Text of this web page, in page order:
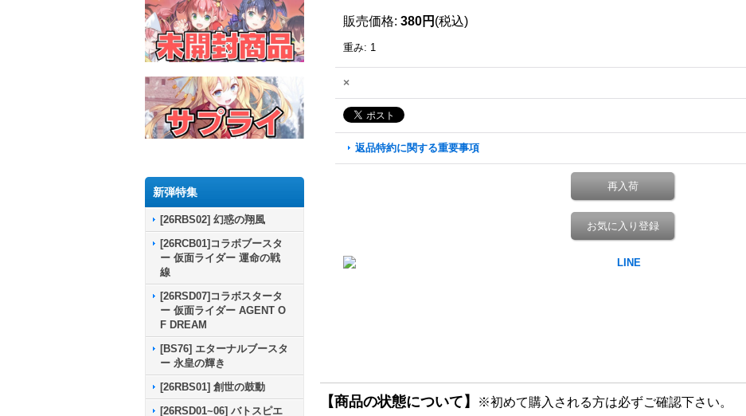
新弾特集
[26RBS02] 幻惑の翔風
[26RCB01]コラボブースタ
ー 仮面ライダー 運命の戦
線
[26RSD07]コラボスタータ
ー 仮面ライダー AGENT O
F DREAM
[BS76] エターナルブースタ
ー 永皇の輝き
[26RBS01] 創世の鼓動
[26RSD01~06] バトスピエ
販売価格: 380円 (税込)
重み: 1
×
返品特約に関する重要事項
再入荷
お気に入り登録
【商品の状態について】 ※初めて購入される方は必ずご確認下さい。